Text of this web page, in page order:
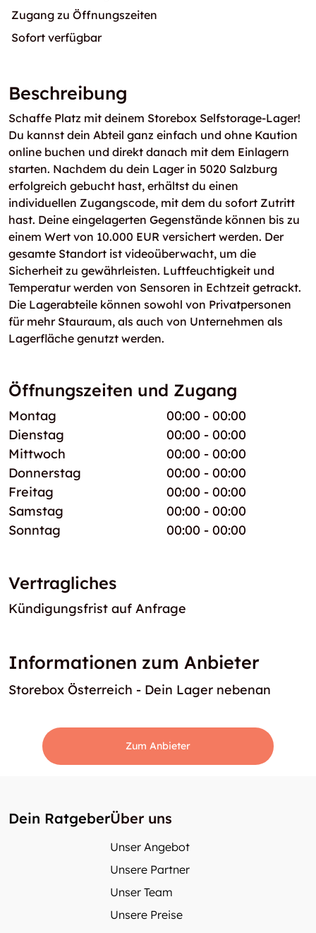
Zugang zu Öffnungszeiten
Sofort verfügbar
Beschreibung
Schaffe Platz mit deinem Storebox Selfstorage-Lager!
Du kannst dein Abteil ganz einfach und ohne Kaution
online buchen und direkt danach mit dem Einlagern
starten. Nachdem du dein Lager in 5020 Salzburg
erfolgreich gebucht hast, erhältst du einen
individuellen Zugangscode, mit dem du sofort Zutritt
hast. Deine eingelagerten Gegenstände können bis zu
einem Wert von 10.000 EUR versichert werden. Der
gesamte Standort ist videoüberwacht, um die
Sicherheit zu gewährleisten. Luftfeuchtigkeit und
Temperatur werden von Sensoren in Echtzeit getrackt.
Die Lagerabteile können sowohl von Privatpersonen
für mehr Stauraum, als auch von Unternehmen als
Lagerfläche genutzt werden.
Öffnungszeiten und Zugang
Montag
00:00 - 00:00
Dienstag
00:00 - 00:00
Mittwoch
00:00 - 00:00
Donnerstag
00:00 - 00:00
Freitag
00:00 - 00:00
Samstag
00:00 - 00:00
Sonntag
00:00 - 00:00
Vertragliches
Kündigungsfrist auf Anfrage
Informationen zum Anbieter
Storebox Österreich - Dein Lager nebenan
Zum Anbieter
Dein RatgeberÜber uns
Unser Angebot
Unsere Partner
Unser Team
Unsere Preise